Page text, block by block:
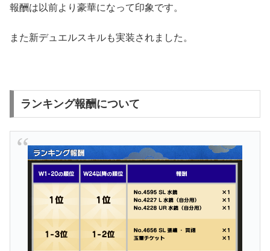
報酬は以前より豪華になって印象です。
また新デュエルスキルも実装されました。
ランキング報酬について